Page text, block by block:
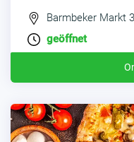
Barmbeker Markt
geöffnet